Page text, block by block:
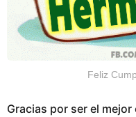
Feliz
Gracias por ser el